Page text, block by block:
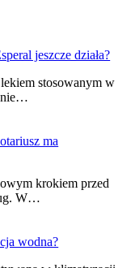
jeszcze działa?
stosowanym w
ma
krokiem przed
W…
wodna?